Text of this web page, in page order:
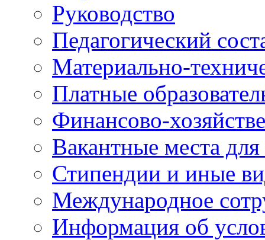
Руководство
Педагогический
Материально-
Платные
Финансово-
Вакантные места
Стипендии и иные
Международное
Информация об